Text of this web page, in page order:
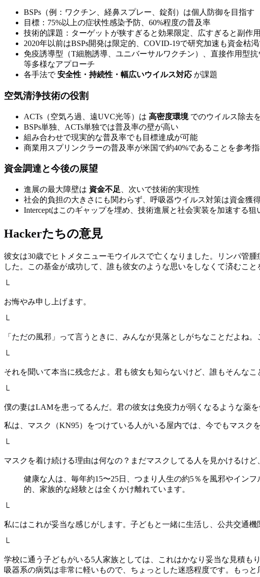
BSPs（例：ワクチン、経鼻スプレー、錠剤）は個人防御を目指す
目標：75%以上の症状性感染予防、60%程度の普及率
技術的課題：ターゲットが狭すぎると効果限定、広すぎると副作
2020年以前はBSPs開発は限定的、COVID-19で研究加速も資金枯
免疫誘導型（T細胞誘導、ユニバーサルワクチン）、直接作用型
等多様なアプローチ
各手法で安全性・持続性・幅広いウイルス対応 が課題
空気清浄技術の役割
ACTs（空気ろ過、遠UVC光等）は 高密度環境でのウイルス除去
BSPs単独、ACTs単独では普及率の壁が高い
組み合わせで現実的な普及率でも目標達成が可能
商業用スプリンクラーの普及率が米国で約40%であることを参考
資金調達と今後の展望
進展の最大障壁は 資金不足 、次いで技術的実現性
社会的負担の大きさにも関わらず、呼吸器ウイルス対策は資金獲
Interceptはこのギャップを埋め、技術進展と社会実装を加速する狙
Hackerたちの意見
彼女は30歳でヒトメタニューモウイルスで亡くなりました。リンパ管
した。この基金が成功して、誰も彼女のような思いをしなくて済むこと
└
お悔やみ申し上げます。
└
「ただの風邪」って言うときに、みんなが見落としがちなことだよね
└
それを聞いて本当に残念だよ。君も彼女も知らないけど、誰もそんな
└
僕の妻はLAMを患ってるんだ。君の彼女は免疫力が弱くなるような薬を
私は、マスク（KN95）をつけている人がいる屋内では、今でもマスク
└
マスクを着け続ける理由は何なの？まだマスクしてる人を見かけるけど
健康な人は、毎年約15〜25日、つまり人生の約5％を風邪やイン
的、家族的な経験とは全くかけ離れています。
└
私にはこれが妥当な感じがします。子どもと一緒に生活し、公共交通
└
学校に通う子どもがいる5人家族としては、これはかなり妥当な見積
吸器系の病気は非常に軽いもので、ちょっとした迷惑程度です。もっ